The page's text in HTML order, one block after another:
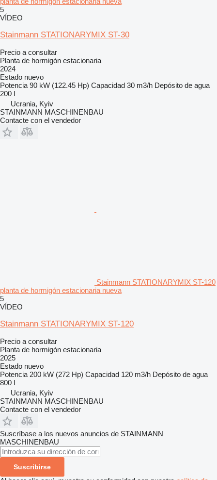
5
VÍDEO
Stainmann STATIONARYMIX ST-30
Precio a consultar
Planta de hormigón estacionaria
2024
Estado nuevo
Potencia 90 kW (122.45 Hp) Capacidad 30 m3/h Depósito de agua
200 l
Ucrania, Kyiv
STAINMANN MASCHINENBAU
Contacte con el vendedor
Stainmann STATIONARYMIX ST-120
planta de hormigón estacionaria nueva
5
VÍDEO
Stainmann STATIONARYMIX ST-120
Precio a consultar
Planta de hormigón estacionaria
2025
Estado nuevo
Potencia 200 kW (272 Hp) Capacidad 120 m3/h Depósito de agua
800 l
Ucrania, Kyiv
STAINMANN MASCHINENBAU
Contacte con el vendedor
Suscríbase a los nuevos anuncios de STAINMANN
MASCHINENBAU
Suscribirse